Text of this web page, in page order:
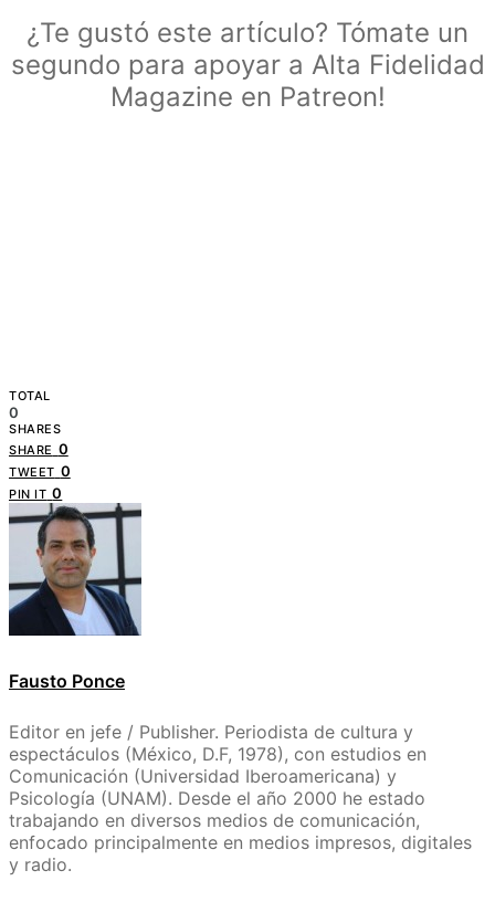
¿Te gustó este artículo? Tómate un
segundo para apoyar a Alta Fidelidad
Magazine en Patreon!
TOTAL
0
SHARES
SHARE 0
TWEET 0
PIN IT 0
Fausto Ponce
Editor en jefe / Publisher. Periodista de cultura y
espectáculos (México, D.F, 1978), con estudios en
Comunicación (Universidad Iberoamericana) y
Psicología (UNAM). Desde el año 2000 he estado
trabajando en diversos medios de comunicación,
enfocado principalmente en medios impresos, digitales
y radio.